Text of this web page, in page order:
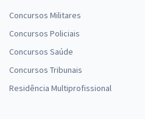
Concursos Militares
Concursos Policiais
Concursos Saúde
Concursos Tribunais
Residência Multiprofissional